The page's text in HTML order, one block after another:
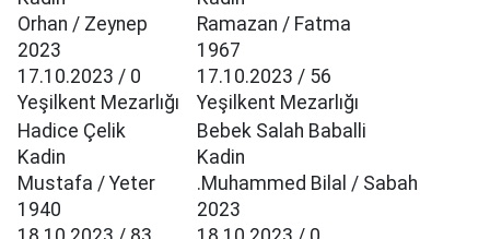
Orhan / Zeynep
2023
17.10.2023 / 0
Yeşilkent Mezarlığı
Ramazan / Fatma
1967
17.10.2023 / 56
Yeşilkent Mezarlığı
Hadice Çelik
Kadin
Mustafa / Yeter
1940
Bebek Salah Baballi
Kadin
.Muhammed Bilal / Sabah
2023